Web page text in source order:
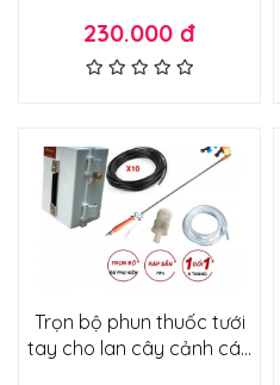
không cần máy bơm lắp
trực tiếp đường nước
230.000 đ
Trọn bộ phun thuốc tưới
tay cho lan cây cảnh các